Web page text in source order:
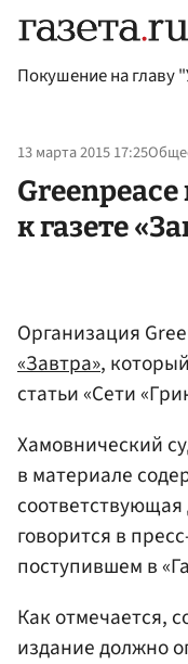
Покушение на главу
13 марта 2015 17:25
к газете
Организация
«Завтра»,
статьи «Сети
Хамовнический
в материале
говорится в
поступившем в
Как отмечается,
издание должно